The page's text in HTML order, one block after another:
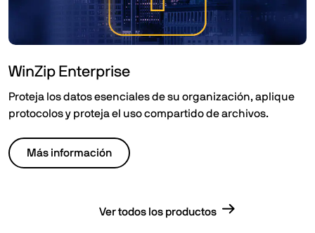
WinZip Enterprise
Proteja los datos esenciales de su organización, aplique
protocolos y proteja el uso compartido de archivos.
Más información
Ver todos los productos